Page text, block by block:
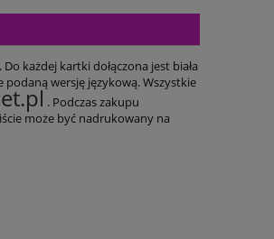
każdej kartki dołączona jest biała
podaną wersję językową. Wszystkie
. Podczas zakupu
może być nadrukowany na